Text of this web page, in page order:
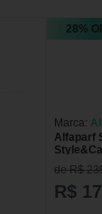
28%
Marca:
Alfaparf
300ml
de R$
R$